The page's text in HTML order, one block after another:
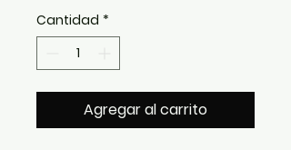
Cantidad *
Agregar al carrito